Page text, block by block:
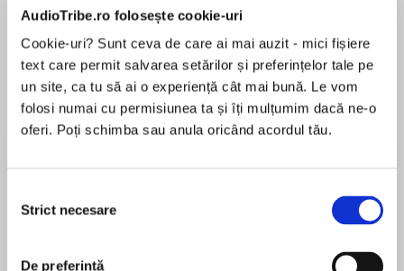
AudioTribe.ro folosește cookie-uri
Cookie-uri? Sunt ceva de care ai mai auzit - mici fișiere
text care permit salvarea setărilor și preferințelor tale pe
un site, ca tu să ai o experiență cât mai bună. Le vom
folosi numai cu permisiunea ta și îți mulțumim dacă ne-o
oferi. Poți schimba sau anula oricând acordul tău.
consimțământului
Strict necesare
De preferință
Desprecarte
'A deliciously twisted gothic fantasy you'll want
you'll swoon over, and a mystery that'll keep you
guessing until the last stunning twist'
În acest moment nu există recenzii